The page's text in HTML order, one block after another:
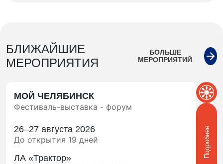
БЛИЖАЙШИЕ
МЕРОПРИЯТИЯ
БОЛЬШЕ
МЕРОПРИЯТИЙ
МОЙ ЧЕЛЯБИНСК
Фестиваль-выставка - форум
26–27 августа 2026
До открытия 19 дней
ЛА «Трактор»
Подробнее